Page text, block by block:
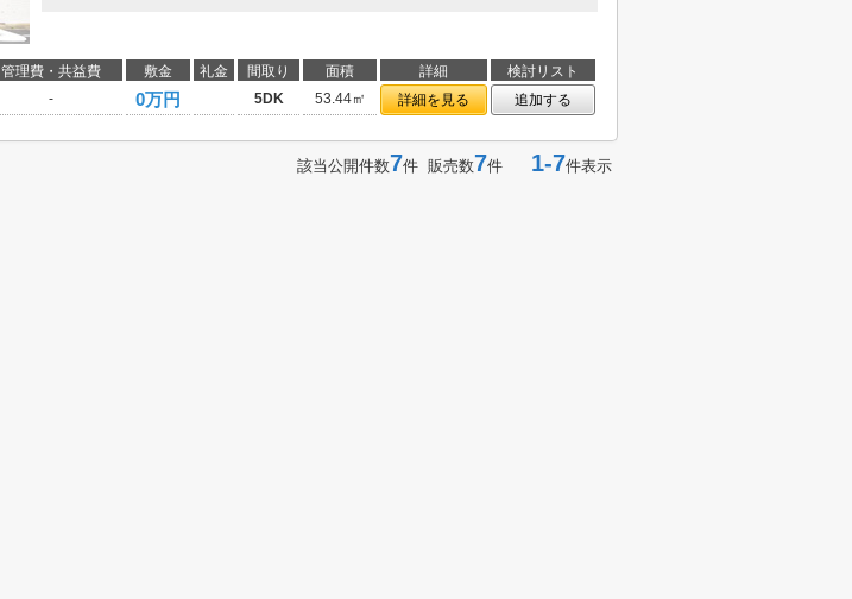
管理費・共益費 敷金 礼金 間取り 面積 詳細
検討リスト
- 0万円 5DK 53.44㎡ 詳細を見る 追加する
該当公開件数7件 販売数7件 1-7件表示